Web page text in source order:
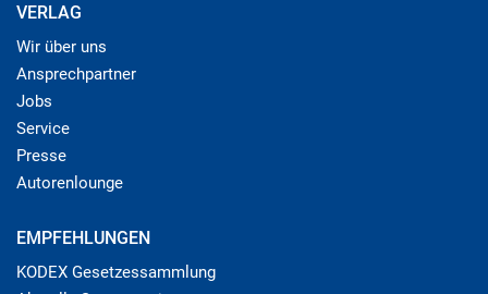
VERLAG
Wir über uns
Ansprechpartner
Jobs
Service
Presse
Autorenlounge
EMPFEHLUNGEN
KODEX Gesetzessammlung